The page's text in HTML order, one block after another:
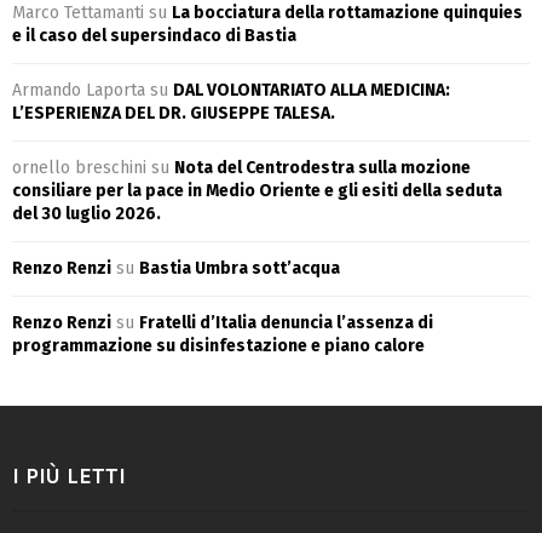
Marco Tettamanti su La bocciatura della rottamazione quinquies
e il caso del supersindaco di Bastia
Armando Laporta su DAL VOLONTARIATO ALLA MEDICINA:
L’ESPERIENZA DEL DR. GIUSEPPE TALESA.
ornello breschini su Nota del Centrodestra sulla mozione
consiliare per la pace in Medio Oriente e gli esiti della seduta
del 30 luglio 2026.
Renzo Renzi su Bastia Umbra sott’acqua
Renzo Renzi su Fratelli d’Italia denuncia l’assenza di
programmazione su disinfestazione e piano calore
I PIÙ LETTI